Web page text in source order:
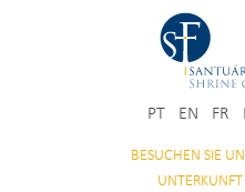
PT EN FR
BESUCHEN SIE
UNTERKUNFT